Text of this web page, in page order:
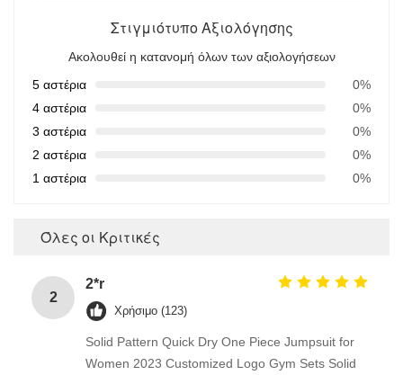
Στιγμιότυπο Αξιολόγησης
Ακολουθεί η κατανομή όλων των αξιολογήσεων
5 αστέρια
0%
4 αστέρια
0%
3 αστέρια
0%
2 αστέρια
0%
1 αστέρια
0%
Όλες οι Κριτικές
2
2*r
Χρήσιμο (123)
Solid Pattern Quick Dry One Piece Jumpsuit for
Women 2023 Customized Logo Gym Sets Solid